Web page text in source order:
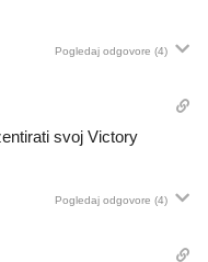
Pogledaj odgovore (4)
svoj Victory
Pogledaj odgovore (4)